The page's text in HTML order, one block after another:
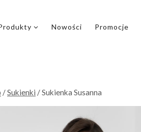
Nowości Promocje
/Sukienki /Sukienka Susanna